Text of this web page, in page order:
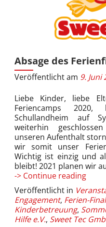
Absage des
Veröffentlicht am 9. Juni
Liebe Kinder, liebe
Feriencamps
Schullandheim auf
weiterhin
unseren Aufenthalt
wir somit unser
Wichtig ist einzig und
bleibt! 2021 planen wir
-> Continue reading
2020
Veröffentlicht in
Engagement, Ferien-
Kinderbetreuung,
Hilfe e.V., Sweet Tec